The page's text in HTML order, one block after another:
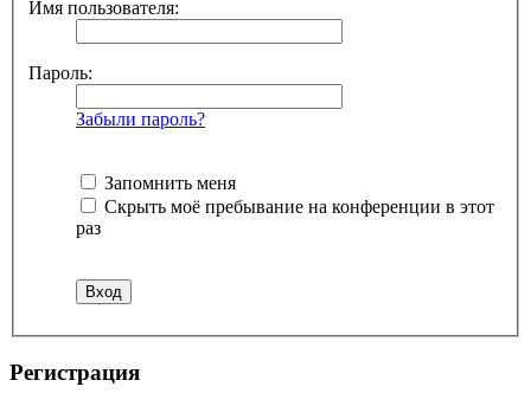
Имя пользователя:
Пароль:
Забыли пароль?
Запомнить меня
Скрыть моё пребывание на конференции в этот
раз
Регистрация